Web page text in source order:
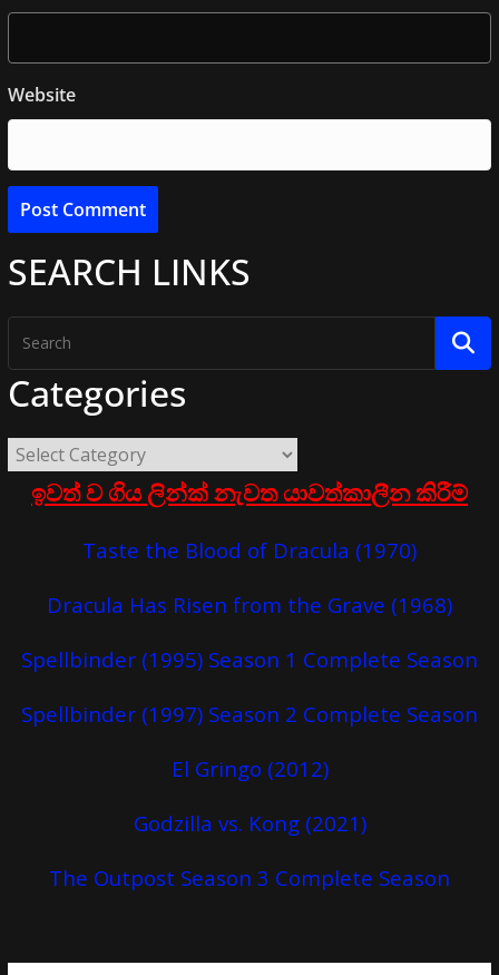
Website
SEARCH LINKS
Categories
ඉවත් ව ගිය ලින්ක් නැවත යාවත්කාලීන කිරීම්
Taste the Blood of Dracula (1970)
Dracula Has Risen from the Grave (1968)
Spellbinder (1995) Season 1 Complete Season
Spellbinder (1997) Season 2 Complete Season
El Gringo (2012)
Godzilla vs. Kong (2021)
The Outpost Season 3 Complete Season